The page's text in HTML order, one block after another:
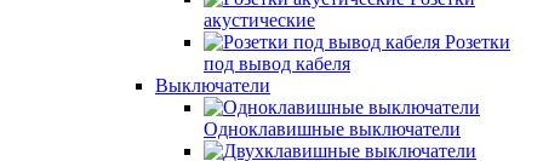
акустические
Розетки
под вывод кабеля
Выключатели
Одноклавишные выключатели